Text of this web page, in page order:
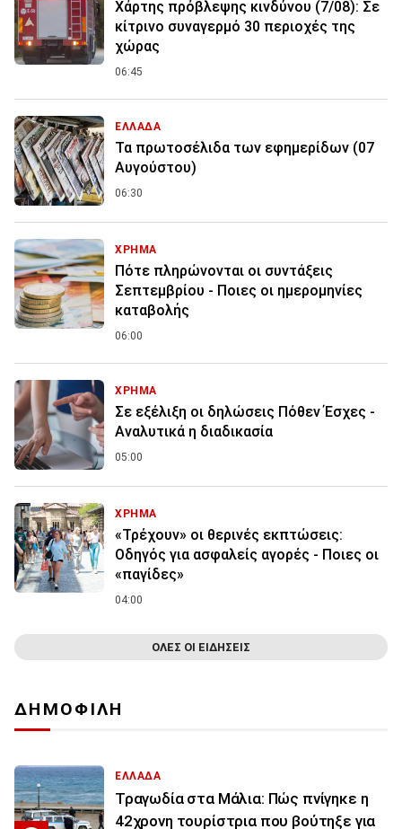
Χάρτης πρόβλεψης κινδύνου (7/08): Σε
κίτρινο συναγερμό 30 περιοχές της
χώρας
06:45
ΕΛΛΑΔΑ
Τα πρωτοσέλιδα των εφημερίδων (07
Αυγούστου)
06:30
ΧΡΗΜΑ
Πότε πληρώνονται οι συντάξεις
Σεπτεμβρίου - Ποιες οι ημερομηνίες
καταβολής
06:00
ΧΡΗΜΑ
Σε εξέλιξη οι δηλώσεις Πόθεν Έσχες -
Αναλυτικά η διαδικασία
05:00
ΧΡΗΜΑ
«Τρέχουν» οι θερινές εκπτώσεις:
Οδηγός για ασφαλείς αγορές - Ποιες οι
«παγίδες»
04:00
ΟΛΕΣ ΟΙ ΕΙΔΗΣΕΙΣ
ΔΗΜΟΦΙΛΗ
ΕΛΛΑΔΑ
Τραγωδία στα Μάλια: Πώς πνίγηκε η
42χρονη τουρίστρια που βούτηξε για